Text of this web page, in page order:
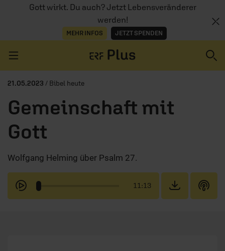
Gott wirkt. Du auch? Jetzt Lebensveränderer
werden!
MEHR INFOS JETZT SPENDEN
AUDIOTHEK
PROGRAMM
MITMACHEN
PODCASTS
21.05.2023 / Bibel heute
Gemeinschaft mit
Gott
Wolfgang Helming über Psalm 27.
11:13